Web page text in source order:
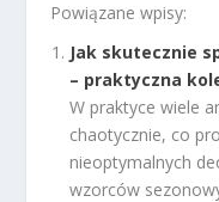
Powiązane wpisy:
Jak skutecznie
– praktyczna
W praktyce wiele
chaotycznie, co
nieoptymalnych
wzorców